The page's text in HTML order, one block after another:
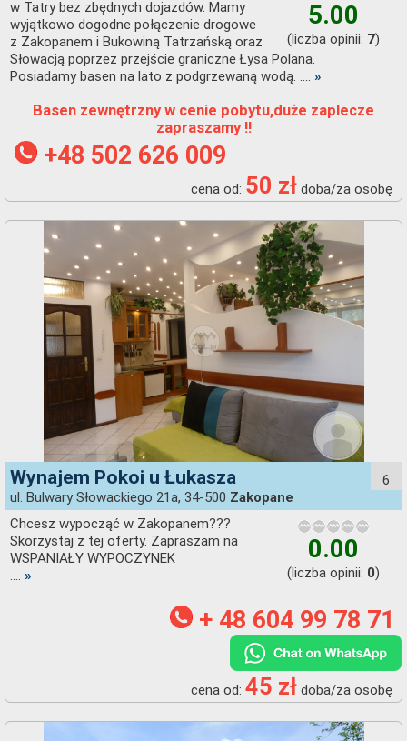
5.00
(liczba opinii: 7)
w Tatry bez zbędnych dojazdów. Mamy
wyjątkowo dogodne połączenie drogowe
z Zakopanem i Bukowiną Tatrzańską oraz
Słowacją poprzez przejście graniczne Łysa Polana.
Posiadamy basen na lato z podgrzewaną wodą. .... »
Basen zewnętrzny w cenie pobytu,duże zaplecze
zapraszamy !!
+48 502 626 009
cena od: 50 zł doba/za osobę
6
Wynajem Pokoi u Łukasza
ul. Bulwary Słowackiego 21a, 34-500 Zakopane
0.00
(liczba opinii: 0)
Chcesz wypocząć w Zakopanem???
Skorzystaj z tej oferty. Zapraszam na
WSPANIAŁY WYPOCZYNEK
»
+ 48 604 99 78 71
cena od: 45 zł doba/za osobę